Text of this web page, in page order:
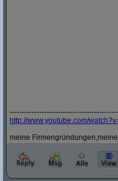
http://www.youtube.com/watch?
meine